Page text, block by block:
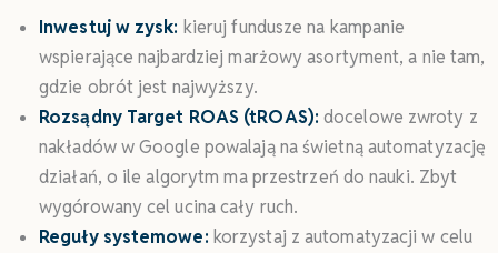
Inwestuj w zysk: kieruj fundusze na kampanie
wspierające najbardziej marżowy asortyment, a nie tam,
gdzie obrót jest najwyższy.
Rozsądny Target ROAS (tROAS): docelowe zwroty z
nakładów w Google powalają na świetną automatyzację
działań, o ile algorytm ma przestrzeń do nauki. Zbyt
wygórowany cel ucina cały ruch.
Reguły systemowe: korzystaj z automatyzacji w celu